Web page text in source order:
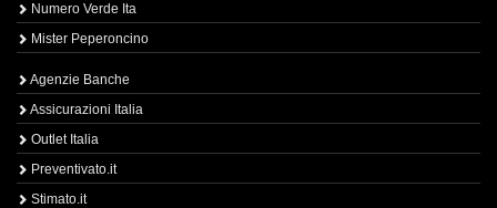
Numero Verde Ita
Mister Peperoncino
Agenzie Banche
Assicurazioni Italia
Outlet Italia
Preventivato.it
Stimato.it